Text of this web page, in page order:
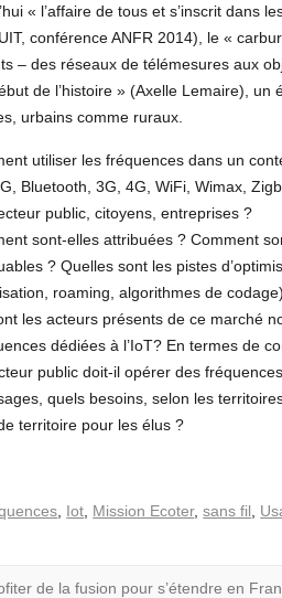
« l’affaire de tous et s’inscrit dans
conférence ANFR 2014), le «
– des réseaux de télémesures aux
de l’histoire » (Axelle Lemaire),
urbains comme ruraux.
utiliser les fréquences dans un
Bluetooth, 3G, 4G, WiFi, Wimax,
public, citoyens, entreprises ?
sont-elles attribuées ? Comment
? Quelles sont les pistes
roaming, algorithmes de
les acteurs présents de ce marché
dédiées à l’IoT? En termes de
public doit-il opérer des
quels besoins, selon les
territoire pour les élus ?
Iot Mission Ecoter,sans fil
de la fusion pour s’étendre en